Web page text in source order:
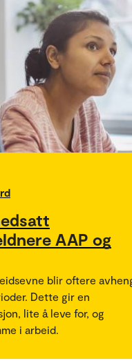
AAP og
blir oftere
Dette gir en
lite å leve for, og
i arbeid.